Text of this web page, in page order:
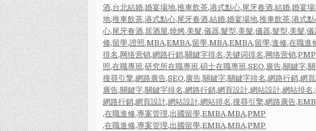
酒,台北結婚,婚宴場地,推車飲茶,港式點心,尾牙春酒,結婚,婚宴
地,推車飲茶,港式點心,尾牙春酒,結婚,婚宴場地,推車飲茶,港式
心,尾牙春酒,居酒屋,燒烤,美髮,儀器,髮型,美髮,儀器,髮型,美髮,儀
修,留學,證照,MBA,EMBA,留學,MBA,EMBA,留學,進修,在職進
排名, 网络营销,網路行銷,關鍵字排名,关键词排名, 网络营销,PMP
照,在職專班,研究所在職專班,碩士在職專班,SEO,廣告,關鍵字,
搜尋引擎,網路廣告,SEO,廣告,關鍵字,關鍵字排名,網路行銷,網
廣告,關鍵字,關鍵字排名,網路行銷,網頁設計,網站設計,網站排名,
網路行銷,網頁設計,網站設計,網站排名,搜尋引擎,網路廣告,
,在職進修,專案管理,出國留學,EMBA,MBA,PMP
,在職進修,專案管理,出國留學,EMBA,MBA,PMP